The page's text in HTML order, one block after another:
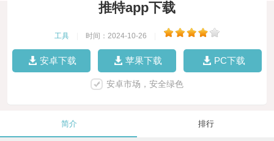
推特app下载
工具 时间：2024-10-26
安卓下载 苹果下载 PC下载
安卓市场，安全绿色
简介 排行